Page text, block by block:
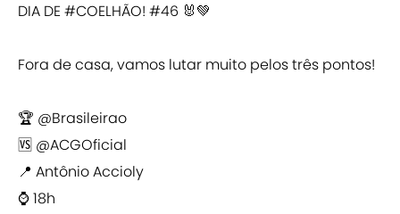
DIA DE#COELHÃO! #46 🐰💚
Fora de casa, vamos lutar muito pelos três pontos!
🏆 @Brasileirao
🆚 @ACGOficial
📍 Antônio Accioly
⌚ 18h